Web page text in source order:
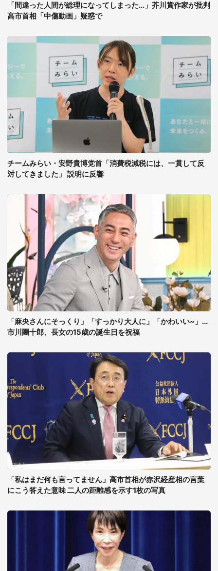
「間違った人間が総理になってしまった...」芥川賞作家が批判
高市首相「中傷動画」疑惑で
チームみらい・安野貴博党首「消費税減税には、一貫して反
対してきました」 説明に反響
「麻央さんにそっくり」「すっかり大人に」「かわいい~」...
市川團十郎、長女の15歳の誕生日を祝福
「私はまだ何も言ってません」高市首相が赤沢経産相の言葉
にこう答えた意味 二人の距離感を示す1枚の写真